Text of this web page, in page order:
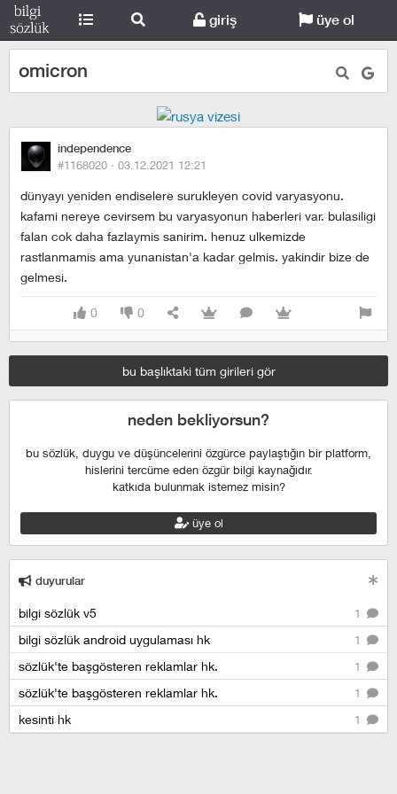
giriş üye ol
omicron
independence
#1168020 · 03.12.2021 12:21
dünyayı yeniden endiselere surukleyen covid varyasyonu.
kafami nereye cevirsem bu varyasyonun haberleri var. bulasiligi
falan cok daha fazlaymis sanirim. henuz ulkemizde
rastlanmamis ama yunanistan'a kadar gelmis. yakindir bize de
gelmesi.
0 0
bu başlıktaki tüm girileri gör
neden bekliyorsun?
bu sözlük, duygu ve düşüncelerini özgürce paylaştığın bir platform,
hislerini tercüme eden özgür bilgi kaynağıdır.
katkıda bulunmak istemez misin?
üye ol
duyurular
1
bilgi sözlük v5
1
bilgi sözlük android uygulaması hk
1
sözlük'te başgösteren reklamlar hk.
1
sözlük'te başgösteren reklamlar hk.
1
kesinti hk